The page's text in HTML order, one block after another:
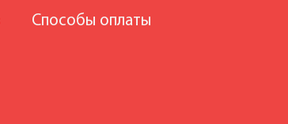
Способы оплаты